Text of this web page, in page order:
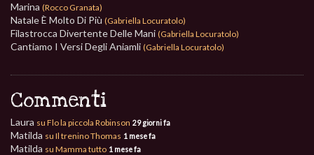
Marina (Rocco Granata)
Natale È Molto Di Più (Gabriella Locuratolo)
Filastrocca Divertente Delle Mani (Gabriella Locuratolo)
Cantiamo I Versi Degli Aniamli (Gabriella Locuratolo)
Commenti
Laura su Flo la piccola Robinson 29 giorni fa
Matilda su Il trenino Thomas 1 mese fa
Matilda su Mamma tutto 1 mese fa